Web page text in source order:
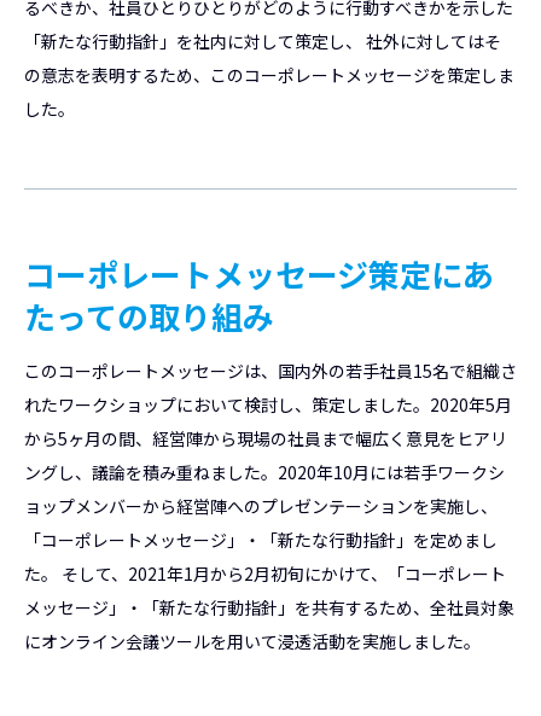
るべきか、社員ひとりひとりがどのように行動すべきかを示した
「新たな行動指針」を社内に対して策定し、 社外に対してはそ
の意志を表明するため、このコーポレートメッセージを策定しま
した。
コーポレートメッセージ策定にあ
たっての取り組み
このコーポレートメッセージは、国内外の若手社員15名で組織さ
れたワークショップにおいて検討し、策定しました。2020年5月
から5ヶ月の間、経営陣から現場の社員まで幅広く意見をヒアリ
ングし、議論を積み重ねました。2020年10月には若手ワークシ
ョップメンバーから経営陣へのプレゼンテーションを実施し、
「コーポレートメッセージ」・「新たな行動指針」を定めまし
た。 そして、2021年1月から2月初旬にかけて、「コーポレート
メッセージ」・「新たな行動指針」を共有するため、全社員対象
にオンライン会議ツールを用いて浸透活動を実施しました。